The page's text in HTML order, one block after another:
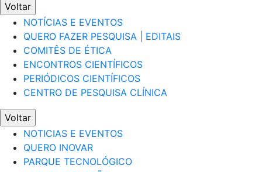
Voltar
NOTÍCIAS E EVENTOS
QUERO FAZER PESQUISA | EDITAIS
COMITÊS DE ÉTICA
ENCONTROS CIENTÍFICOS
PERIÓDICOS CIENTÍFICOS
CENTRO DE PESQUISA CLÍNICA
Voltar
NOTICIAS E EVENTOS
QUERO INOVAR
PARQUE TECNOLÓGICO